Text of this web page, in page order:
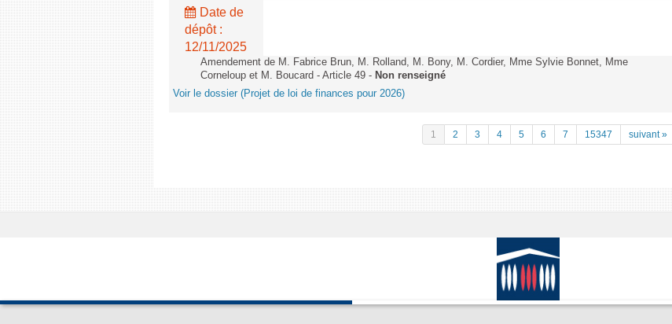
Date de
dépôt :
12/11/2025
Amendement de M. Fabrice Brun, M. Rolland, M. Bony, M. Cordier, Mme Sylvie Bonnet, Mme
Corneloup et M. Boucard - Article 49 - Non renseigné
Voir le dossier (Projet de loi de finances pour 2026)
1 2 3 4 5 6 7 15347 suivant »